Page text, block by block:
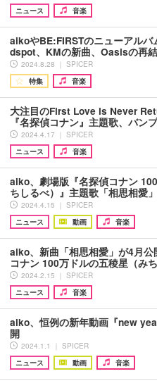
ニュース
音楽
aikoやBE:FIRSTのニューアル
dspot、KMの新曲、Oasisの再
2024.8.28 ｜ SPICER
特集
音楽
大注目のFirst Love is Never
『名探偵コナン』主題歌、バン
2024.4.17 ｜ SPICER
ニュース
音楽
aiko、劇場版『名探偵コナン
ちしるべ）』主題歌「相思相愛
2024.4.15 ｜ SPICER
ニュース
動画 音楽
aiko、新曲「相思相愛」が4月
コナン 100万ドルの五稜星（み
2024.2.15 ｜ SPICER
ニュース
音楽
aiko、恒例の新年動画『new
開
2024.1.1 ｜ SPICER
ニュース
動画 音楽